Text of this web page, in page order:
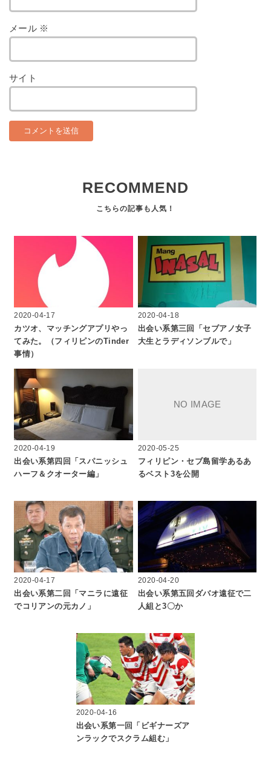
メール ※
サイト
RECOMMEND
2020-04-17
カツオ、マッチングアプリやっ
てみた。（フィリピンのTinder
事情）
2020-04-18
出会い系第三回「セブアノ女子
大生とラディソンブルで」
2020-04-19
出会い系第四回「スパニッシュ
ハーフ＆クオーター編」
2020-05-25
フィリピン・セブ島留学あるあ
るベスト3を公開
2020-04-17
出会い系第二回「マニラに遠征
でコリアンの元カノ」
2020-04-20
出会い系第五回ダバオ遠征で二
人組と3〇か
2020-04-16
出会い系第一回「ビギナーズア
ンラックでスクラム組む」